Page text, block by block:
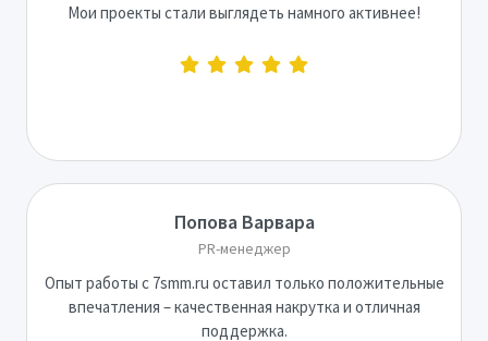
Мои проекты стали выглядеть намного активнее!
Попова Варвара
PR-менеджер
Опыт работы с 7smm.ru оставил только положительные
впечатления – качественная накрутка и отличная
поддержка.